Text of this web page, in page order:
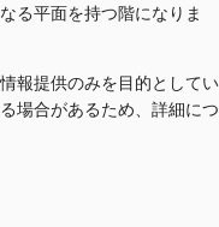
る平面を持つ階になりま
報提供のみを目的としてい
場合があるため、詳細につ